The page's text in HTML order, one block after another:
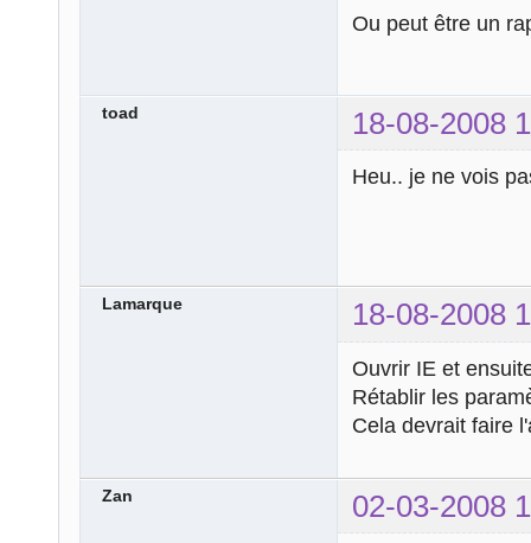
Ou peut être un
toad 18-08-2008
Heu.. je ne vois
Lamarque 18-08-2008
Ouvrir IE et
Rétablir les
Cela devrait faire
Zan 02-03-2008